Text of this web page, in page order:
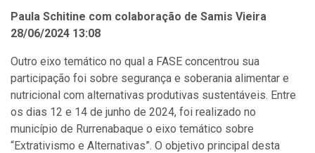
Paula Schitine com colaboração de Samis Vieira
28/06/2024 13:08
Outro eixo temático no qual a FASE concentrou sua
participação foi sobre segurança e soberania alimentar e
nutricional com alternativas produtivas sustentáveis. Entre
os dias 12 e 14 de junho de 2024, foi realizado no
município de Rurrenabaque o eixo temático sobre
“Extrativismo e Alternativas”. O objetivo principal desta